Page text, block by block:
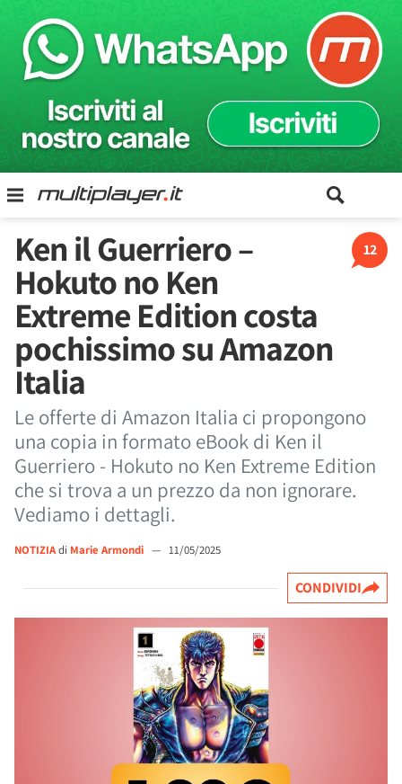
12
Ken il Guerriero –
Hokuto no Ken
Extreme Edition costa
pochissimo su Amazon
Italia
Le offerte di Amazon Italia ci propongono
una copia in formato eBook di Ken il
Guerriero - Hokuto no Ken Extreme Edition
che si trova a un prezzo da non ignorare.
Vediamo i dettagli.
NOTIZIAdi Marie Armondi — 11/05/2025
CONDIVIDI